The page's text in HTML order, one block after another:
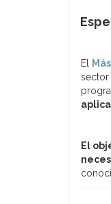
El
sector
El